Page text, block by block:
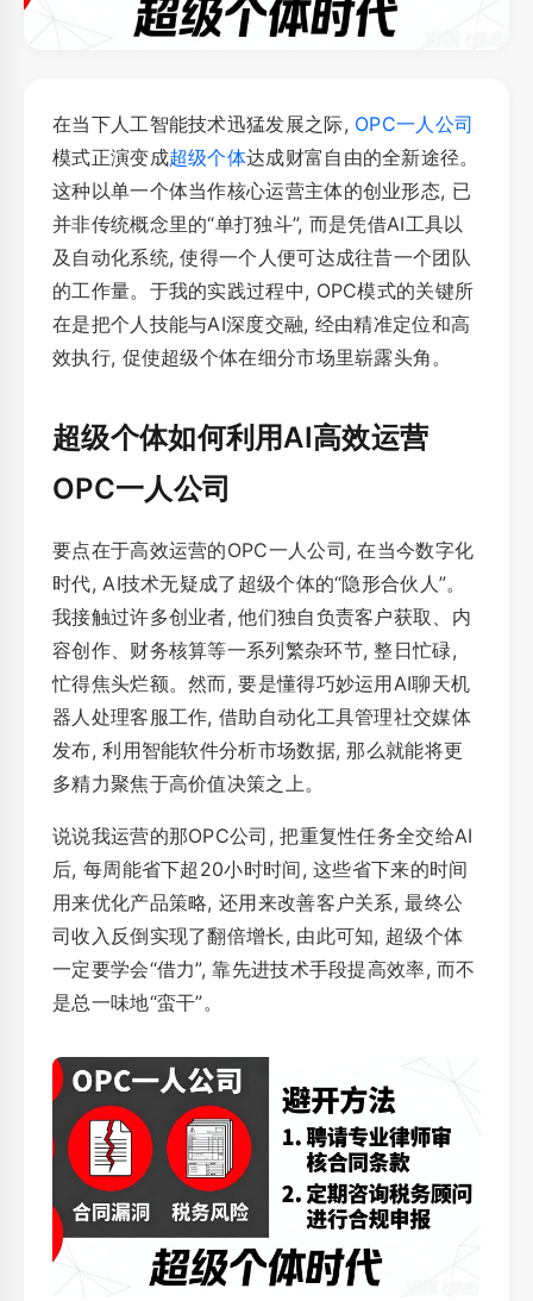
在当下人工智能技术迅猛发展之际, OPC一人公司
模式正演变成超级个体达成财富自由的全新途径。
这种以单一个体当作核心运营主体的创业形态, 已
并非传统概念里的“单打独斗”, 而是凭借AI工具以
及自动化系统, 使得一个人便可达成往昔一个团队
的工作量。于我的实践过程中, OPC模式的关键所
在是把个人技能与AI深度交融, 经由精准定位和高
效执行, 促使超级个体在细分市场里崭露头角。
超级个体如何利用AI高效运营
OPC一人公司
要点在于高效运营的OPC一人公司, 在当今数字化
时代, AI技术无疑成了超级个体的“隐形合伙人”。
我接触过许多创业者, 他们独自负责客户获取、内
容创作、财务核算等一系列繁杂环节, 整日忙碌,
忙得焦头烂额。然而, 要是懂得巧妙运用AI聊天机
器人处理客服工作, 借助自动化工具管理社交媒体
发布, 利用智能软件分析市场数据, 那么就能将更
多精力聚焦于高价值决策之上。
说说我运营的那OPC公司, 把重复性任务全交给AI
后, 每周能省下超20小时时间, 这些省下来的时间
用来优化产品策略, 还用来改善客户关系, 最终公
司收入反倒实现了翻倍增长, 由此可知, 超级个体
一定要学会“借力”, 靠先进技术手段提高效率, 而不
是总一味地“蛮干”。